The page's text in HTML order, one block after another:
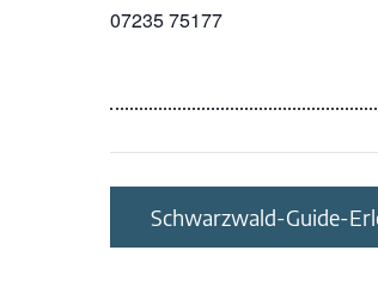
07235 75177
Schwarzwald-Guide-